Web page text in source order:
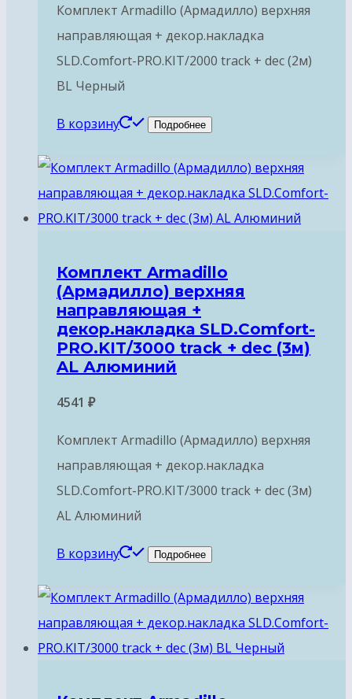
Комплект Armadillo (Армадилло) верхняя
направляющая + декор.накладка
SLD.Comfort-PRO.KIT/2000 track + dec (2м)
BL Черный
В корзину Подробнее
Комплект Armadillo
(Армадилло) верхняя
направляющая +
декор.накладка SLD.Comfort-
PRO.KIT/3000 track + dec (3м)
AL Алюминий
4541 ₽
Комплект Armadillo (Армадилло) верхняя
направляющая + декор.накладка
SLD.Comfort-PRO.KIT/3000 track + dec (3м)
AL Алюминий
В корзину Подробнее